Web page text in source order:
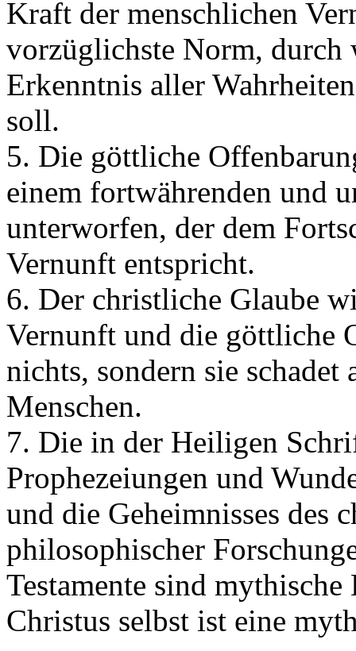
Kraft der menschlichen
vorzüglichste Norm, durch
Erkenntnis aller
soll.
5. Die göttliche
einem fortwährenden und
unterworfen, der dem
Vernunft entspricht.
6. Der christliche Glaube
Vernunft und die göttliche
nichts, sondern sie
Menschen.
7. Die in der Heiligen
Prophezeiungen und
und die Geheimnisses des
philosophischer
Testamente sind
Christus selbst ist eine